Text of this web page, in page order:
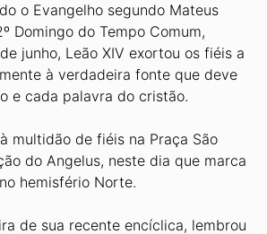
o Evangelho segundo Mateus
Domingo do Tempo Comum,
junho, Leão XIV exortou os fiéis a
à verdadeira fonte que deve
e cada palavra do cristão.
multidão de fiéis na Praça São
do Angelus, neste dia que marca
hemisfério Norte.
de sua recente encíclica, lembrou